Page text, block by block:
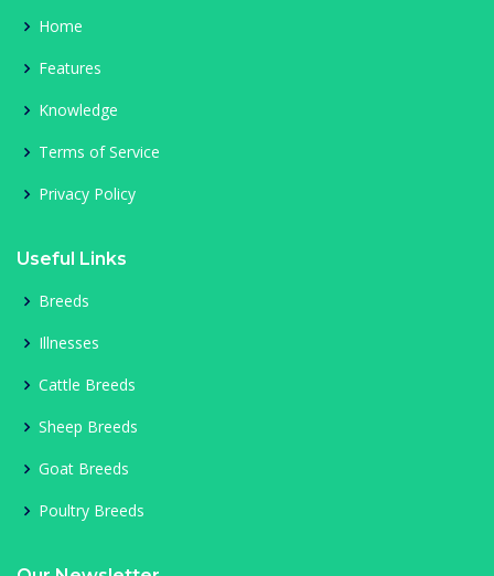
Home
Features
Knowledge
Terms of Service
Privacy Policy
Useful Links
Breeds
Illnesses
Cattle Breeds
Sheep Breeds
Goat Breeds
Poultry Breeds